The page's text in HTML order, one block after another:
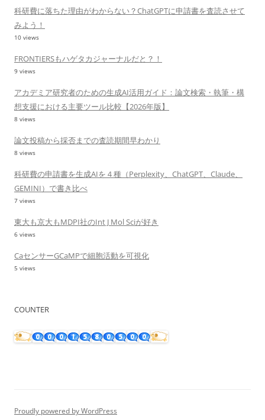
科研費に落ちた理由がわからない？ChatGPTに申請書を査読させて
みよう！
10 views
FRONTIERSもハゲタカジャーナルだと？！
9 views
アカデミア研究者のための生成AI活用ガイド：論文検索・執筆・構
想支援における主要ツール比較【2026年版】
8 views
論文投稿から採否までの査読期間早わかり
8 views
科研費の申請書を生成AIを４種（Perplexity、ChatGPT、Claude、
GEMINI）で書き比べ
7 views
東大も京大もMDPI社のInt J Mol Sciが好き
6 views
CaセンサーGCaMPで細胞活動を可視化
5 views
COUNTER
Proudly powered by WordPress